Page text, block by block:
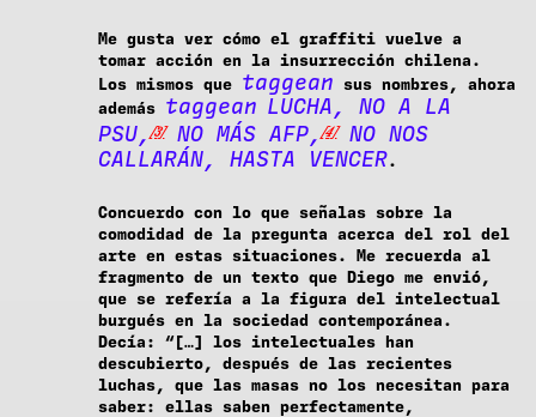
Me gusta ver cómo el graffiti vuelve a
tomar acción en la insurrección chilena.
Los mismos que taggean sus nombres, ahora
además taggean LUCHA, NO A LA
PSU,[3]NO MÁS AFP,[4]NO NOS
CALLARÁN, HASTA VENCER.
Concuerdo con lo que señalas sobre la
comodidad de la pregunta acerca del rol del
arte en estas situaciones. Me recuerda al
fragmento de un texto que Diego me envió,
que se refería a la figura del intelectual
burgués en la sociedad contemporánea.
Decía: “[…] los intelectuales han
descubierto, después de las recientes
luchas, que las masas no los necesitan para
saber: ellas saben perfectamente,